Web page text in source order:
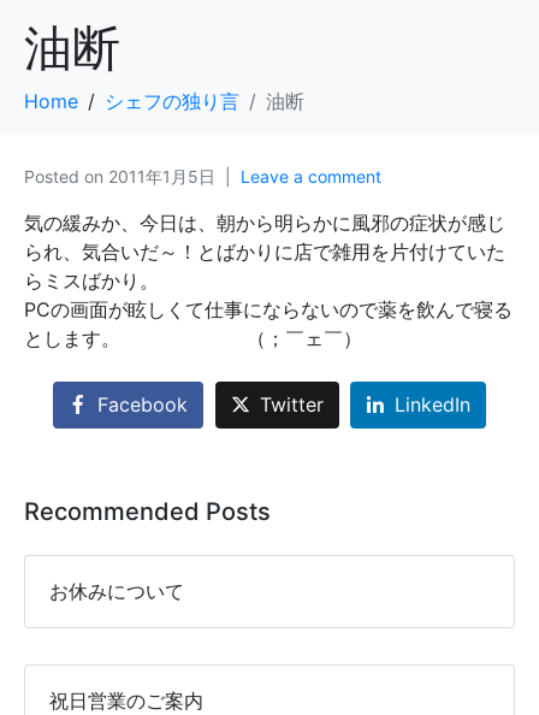
油断
Home シェフの独り言 油断
Posted on 2011年1月5日 Leave a comment
気の緩みか、今日は、朝から明らかに風邪の症状が感じ
られ、気合いだ～！とばかりに店で雑用を片付けていた
らミスばかり。
PCの画面が眩しくて仕事にならないので薬を飲んで寝る
とします。 （；￣ェ￣）
Facebook Twitter LinkedIn
Recommended Posts
お休みについて
祝日営業のご案内